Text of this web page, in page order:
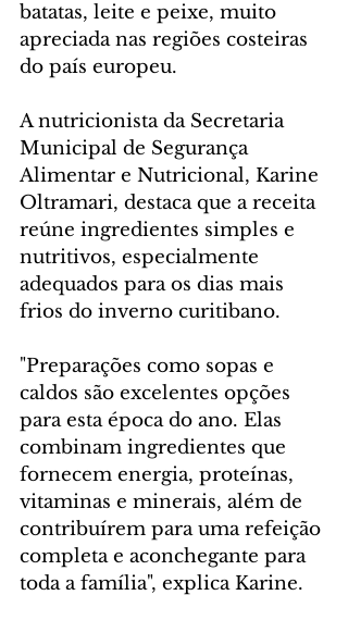
batatas, leite e peixe, muito
apreciada nas regiões costeiras
do país europeu.
A nutricionista da Secretaria
Municipal de Segurança
Alimentar e Nutricional, Karine
Oltramari, destaca que a receita
reúne ingredientes simples e
nutritivos, especialmente
adequados para os dias mais
frios do inverno curitibano.
"Preparações como sopas e
caldos são excelentes opções
para esta época do ano. Elas
combinam ingredientes que
fornecem energia, proteínas,
vitaminas e minerais, além de
contribuírem para uma refeição
completa e aconchegante para
toda a família", explica Karine.